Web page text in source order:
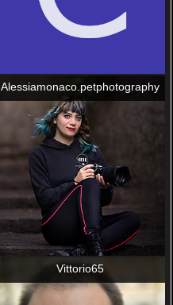
Alessiamonaco.petphotography
Vittorio65